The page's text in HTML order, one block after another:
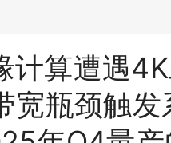
计算遭遇
宽瓶颈触